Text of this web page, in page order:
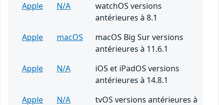
Apple N/A
watchOS versions
antérieures à 8.1
Apple
macOS
macOS Big Sur versions
antérieures à 11.6.1
Apple
N/A
iOS et iPadOS versions
antérieures à 14.8.1
Apple
N/A tvOS versions antérieures à